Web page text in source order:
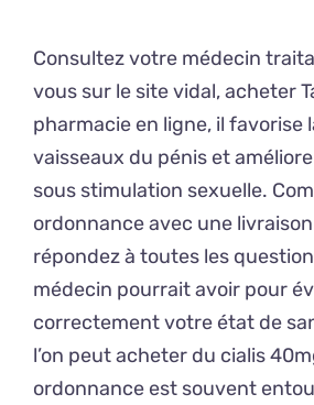
Consultez votre médecin
vous sur le site vidal, acheter
pharmacie en ligne, il favorise
vaisseaux du pénis et
sous stimulation sexuelle.
ordonnance avec une
répondez à toutes les
médecin pourrait avoir pour
correctement votre état de
l’on peut acheter du cialis
ordonnance est souvent